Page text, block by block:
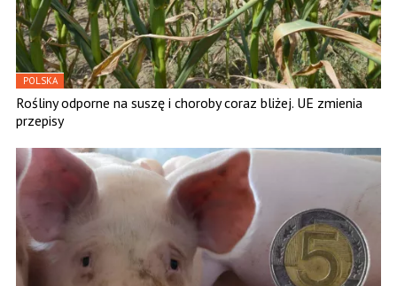
POLSKA
Rośliny odporne na suszę i choroby coraz bliżej. UE zmienia
przepisy